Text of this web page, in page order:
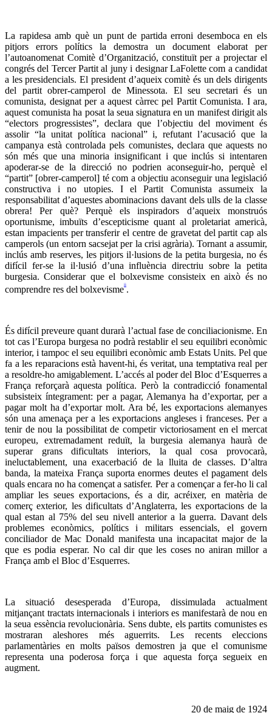
La rapidesa amb què un punt de partida erroni desemboca en els
pitjors errors polítics la demostra un document elaborat per
l’autoanomenat Comitè d’Organització, constituït per a projectar el
congrés del Tercer Partit al juny i designar LaFolette com a candidat
a les presidencials. El president d’aqueix comitè és un dels dirigents
del partit obrer-camperol de Minessota. El seu secretari és un
comunista, designat per a aquest càrrec pel Partit Comunista. I ara,
aquest comunista ha posat la seua signatura en un manifest dirigit als
“electors progressistes”, declara que l’objectiu del moviment és
assolir “la unitat política nacional” i, refutant l’acusació que la
campanya està controlada pels comunistes, declara que aquests no
són més que una minoria insignificant i que inclús si intentaren
apoderar-se de la direcció no podrien aconseguir-ho, perquè el
“partit” [obrer-camperol] té com a objectiu aconseguir una legislació
constructiva i no utopies. I el Partit Comunista assumeix la
responsabilitat d’aquestes abominacions davant dels ulls de la classe
obrera! Per què? Perquè els inspiradors d’aqueix monstruós
oportunisme, imbuïts d’escepticisme quant al proletariat americà,
estan impacients per transferir el centre de gravetat del partit cap als
camperols (un entorn sacsejat per la crisi agrària). Tornant a assumir,
inclús amb reserves, les pitjors il·lusions de la petita burgesia, no és
difícil fer-se la il·lusió d’una influència directriu sobre la petita
burgesia. Considerar que el bolxevisme consisteix en això és no
comprendre res del bolxevismeii.
És difícil preveure quant durarà l’actual fase de conciliacionisme. En
tot cas l’Europa burgesa no podrà restablir el seu equilibri econòmic
interior, i tampoc el seu equilibri econòmic amb Estats Units. Pel que
fa a les reparacions està havent-hi, és veritat, una temptativa real per
a resoldre-ho amigablement. L’accés al poder del Bloc d’Esquerres a
França reforçarà aquesta política. Però la contradicció fonamental
subsisteix íntegrament: per a pagar, Alemanya ha d’exportar, per a
pagar molt ha d’exportar molt. Ara bé, les exportacions alemanyes
són una amenaça per a les exportacions angleses i franceses. Per a
tenir de nou la possibilitat de competir victoriosament en el mercat
europeu, extremadament reduït, la burgesia alemanya haurà de
superar grans dificultats interiors, la qual cosa provocarà,
ineluctablement, una exacerbació de la lluita de classes. D’altra
banda, la mateixa França suporta enormes deutes el pagament dels
quals encara no ha començat a satisfer. Per a començar a fer-ho li cal
ampliar les seues exportacions, és a dir, acréixer, en matèria de
comerç exterior, les dificultats d’Anglaterra, les exportacions de la
qual estan al 75% del seu nivell anterior a la guerra. Davant dels
problemes econòmics, polítics i militars essencials, el govern
conciliador de Mac Donald manifesta una incapacitat major de la
que es podia esperar. No cal dir que les coses no aniran millor a
França amb el Bloc d’Esquerres.
La situació desesperada d’Europa, dissimulada actualment
mitjançant tractats internacionals i interiors es manifestarà de nou en
la seua essència revolucionària. Sens dubte, els partits comunistes es
mostraran aleshores més aguerrits. Les recents eleccions
parlamentàries en molts països demostren ja que el comunisme
representa una poderosa força i que aquesta força segueix en
augment.
20 de maig de 1924